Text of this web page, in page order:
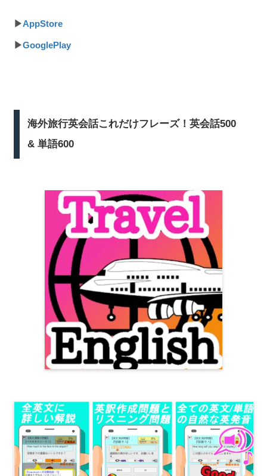
▶AppStore
▶GooglePlay
海外旅行英会話これだけフレーズ！英会話500
& 単語600